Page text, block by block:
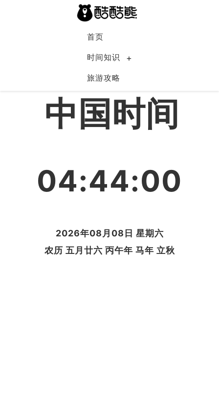
首页
时间知识
旅游攻略
中国
中国时间
04:44:01
2026年08月08日 星期六
农历 五月廿六 丙午年 马年 立秋